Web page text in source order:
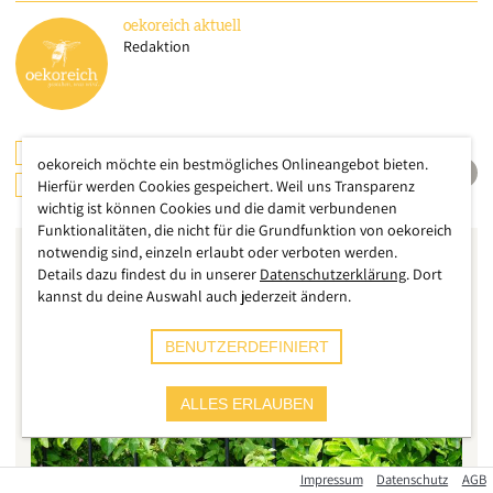
oekoreich aktuell
Redaktion
WALD & HOLZ
Impressum Datenschutz AGB
oekoreich möchte ein bestmögliches Onlineangebot bieten.
Hierfür werden Cookies gespeichert. Weil uns Transparenz
wichtig ist können Cookies und die damit verbundenen
Funktionalitäten, die nicht für die Grundfunktion von oekoreich
notwendig sind, einzeln erlaubt oder verboten werden.
Details dazu findest du in unserer Datenschutzerklärung. Dort
kannst du deine Auswahl auch jederzeit ändern.
BENUTZERDEFINIERT
ALLES ERLAUBEN